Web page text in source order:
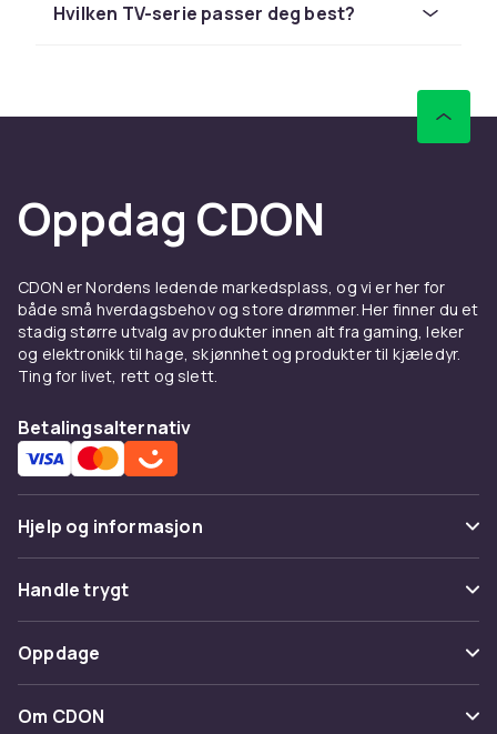
Hvilken TV-serie passer deg best?
Oppdag CDON
CDON er Nordens ledende markedsplass, og vi er her for
både små hverdagsbehov og store drømmer. Her finner du et
stadig større utvalg av produkter innen alt fra gaming, leker
og elektronikk til hage, skjønnhet og produkter til kjæledyr.
Ting for livet, rett og slett.
Betalingsalternativ
Hjelp og informasjon
Vanlige spørsmål
Spor pakke
Angre & returner her
Kontakt oss
Handle trygt
Betaling
Levering
Oppdage
Kategorier
Om CDON